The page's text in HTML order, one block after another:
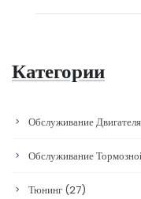
Категории
Обслуживание Двигателя
Обслуживание
Тюнинг (27)